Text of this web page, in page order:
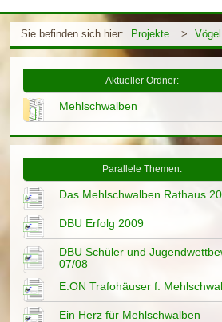
Sie befinden sich hier: Projekte > Vögel
Aktueller Ordner:
Mehlschwalben
Parallele Themen:
Das Mehlschwalben Rathaus
DBU Erfolg 2009
DBU Schüler und
07/08
E.ON Trafohäuser f.
Ein Herz für Mehlschwalben